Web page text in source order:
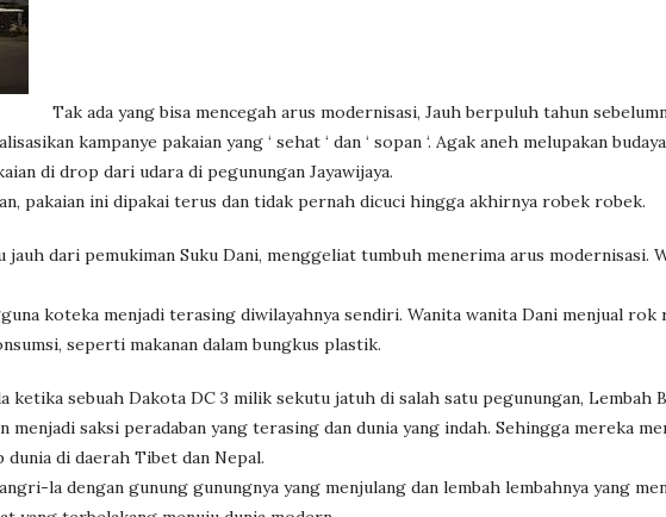
Tak ada yang bisa mencegah arus modernisasi, Jauh berpuluh tahun
kampanye pakaian yang ‘ sehat ‘ dan ‘ sopan ‘. Agak aneh melupakan
di drop dari udara di pegunungan Jayawijaya.
pakaian ini dipakai terus dan tidak pernah dicuci hingga akhirnya robek robek.
jauh dari pemukiman Suku Dani, menggeliat tumbuh menerima arus modernisasi.
koteka menjadi terasing diwilayahnya sendiri. Wanita wanita Dani menjual
seperti makanan dalam bungkus plastik.
ketika sebuah Dakota DC 3 milik sekutu jatuh di salah satu pegunungan, Lembah
menjadi saksi peradaban yang terasing dan dunia yang indah. Sehingga mereka
di daerah Tibet dan Nepal.
la dengan gunung gunungnya yang menjulang dan lembah lembahnya yang